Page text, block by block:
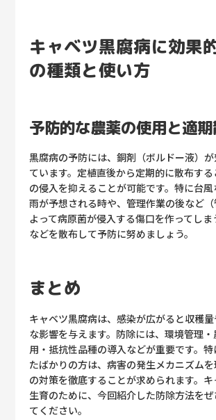
キャベツ黒腐病に効果
の種類と使い方
予防的な農薬の使用と適
黒腐病の予防には、銅剤（ボルドー液）
ています。定植直後から定期的に散布す
の侵入を抑えることが可能です。特に台
雨が予想される時や、管理作業の後など
よって病原菌が侵入する傷口を作ってし
などを散布して予防に努めましょう。
まとめ
キャベツ黒腐病は、感染が広がると収穫
な影響を与えます。防除には、環境管理
用・抵抗性品種の導入などが重要です。
たばかりの方は、病害の発生メカニズム
の対策を徹底することが求められます。
生育のために、今回紹介した防除方法を
てください。